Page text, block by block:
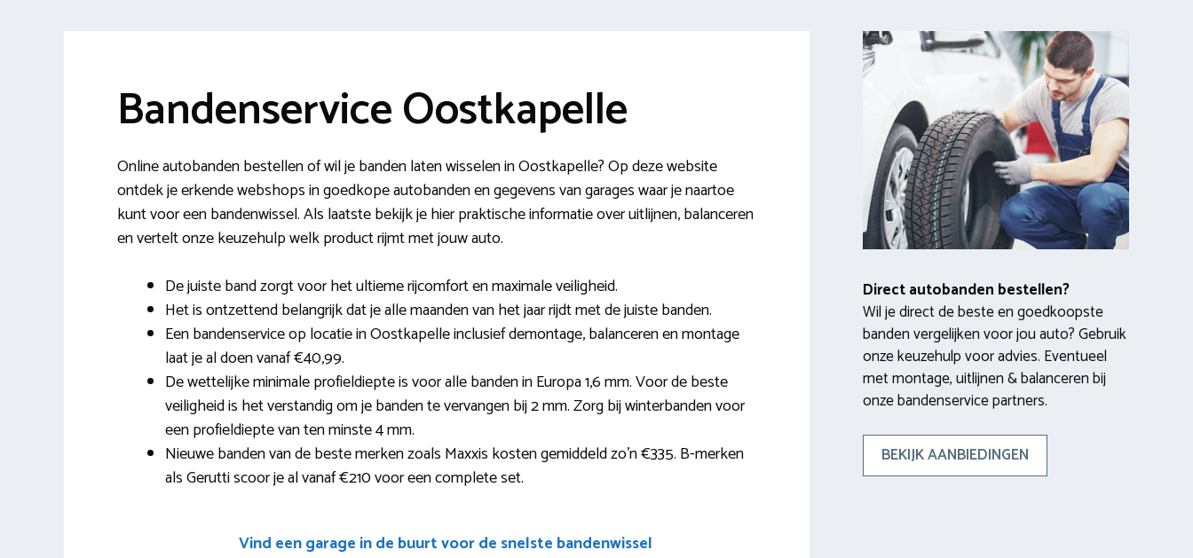
Bandenservice Oostkapelle
Online autobanden bestellen of wil je banden laten wisselen in Oostkapelle? Op deze website
ontdek je erkende webshops in goedkope autobanden en gegevens van garages waar je naartoe
kunt voor een bandenwissel. Als laatste bekijk je hier praktische informatie over uitlijnen, balanceren
en vertelt onze keuzehulp welk product rijmt met jouw auto.
De juiste band zorgt voor het ultieme rijcomfort en maximale veiligheid.
Het is ontzettend belangrijk dat je alle maanden van het jaar rijdt met de juiste banden.
Een bandenservice op locatie in Oostkapelle inclusief demontage, balanceren en montage
laat je al doen vanaf €40,99.
De wettelijke minimale profieldiepte is voor alle banden in Europa 1,6 mm. Voor de beste
veiligheid is het verstandig om je banden te vervangen bij 2 mm. Zorg bij winterbanden voor
een profieldiepte van ten minste 4 mm.
Nieuwe banden van de beste merken zoals Maxxis kosten gemiddeld zo’n €335. B-merken
als Gerutti scoor je al vanaf €210 voor een complete set.
Vind een garage in de buurt voor de snelste bandenwissel
Direct autobanden bestellen?
Wil je direct de beste en goedkoopste
banden vergelijken voor jou auto? Gebruik
onze keuzehulp voor advies. Eventueel
met montage, uitlijnen & balanceren bij
onze bandenservice partners.
BEKIJK AANBIEDINGEN